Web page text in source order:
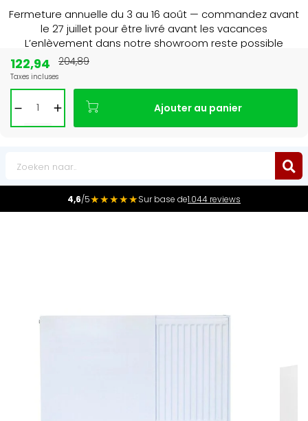
Fermeture annuelle du 3 au 16 août — commandez avant
le 27 juillet pour être livré avant les vacances
L’enlèvement dans notre showroom reste possible
jusqu’au 1er août à 16 h 30.
4,6/5★★★★★Sur base de1.044 reviews
122,94
Taxes incluses
204,89
Ajouter au panier